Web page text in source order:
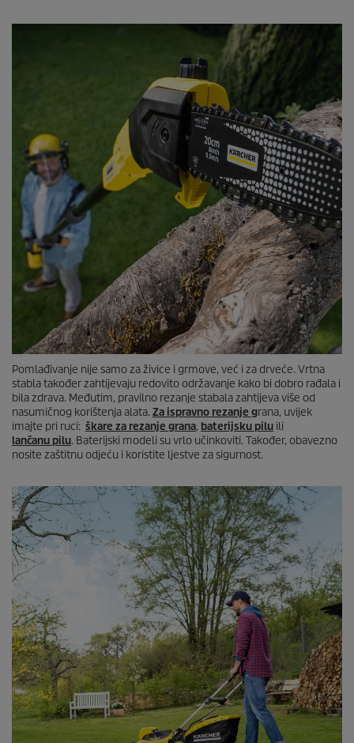
Pomlađivanje nije samo za živice i grmove, već i za drveće. Vrtna
stabla također zahtijevaju redovito održavanje kako bi dobro rađala i
bila zdrava. Međutim, pravilno rezanje stabala zahtijeva više od
nasumičnog korištenja alata.Za ispravno rezanje grana, uvijek
imajte pri ruci: škare za rezanje grana, baterijsku pilu ili
lančanu pilu. Baterijski modeli su vrlo učinkoviti. Također, obavezno
nosite zaštitnu odjeću i koristite ljestve za sigurnost.